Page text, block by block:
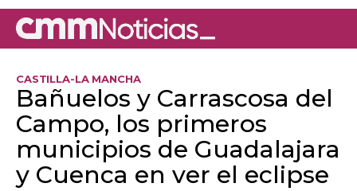
CASTILLA-LA MANCHA
Bañuelos y Carrascosa del
Campo, los primeros
municipios de Guadalajara
y Cuenca en ver el eclipse